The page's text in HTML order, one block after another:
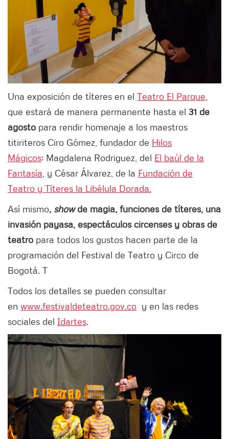
Una exposición de títeres en el Teatro El Parque
que estará de manera permanente hasta el 31 de
agosto para rendir homenaje a los maestros
titiriteros Ciro Gómez, fundador de Hilos
Mágicos; Magdalena Rodriguez, del El baúl de la
Fantasía , y César Álvarez, de la Fundación de
Teatro y Títeres la Libélula Dorada.
Así mismo, showde magia, funciones de títeres, una
invasión payasa, espectáculos circenses y obras de
teatro para todos los gustos hacen parte de la
programación del Festival de Teatro y Circo de
Bogotá. T
Todos los detalles se pueden consultar
en www.festivaldeteatro.gov.co y en las redes
sociales del Idartes.